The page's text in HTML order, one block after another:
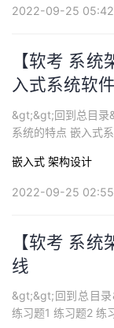
2022-09-25
【软考 系
入式系统软件
&gt;&gt;回到总目录
系统的特点 嵌入式
嵌入式 架构设计
2022-09-25
【软考 系
线
&gt;&gt;回到总目
练习题1 练习题2 练